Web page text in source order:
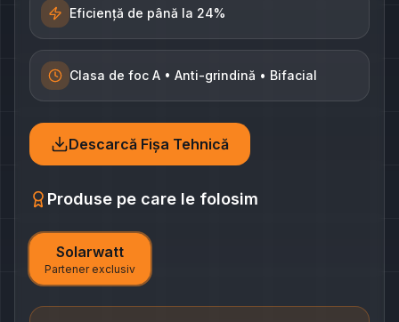
Eficiență de până la 24%
Clasa de foc A • Anti-grindină • Bifacial
Descarcă Fișa Tehnică
Produse pe care le folosim
Solarwatt
Partener exclusiv